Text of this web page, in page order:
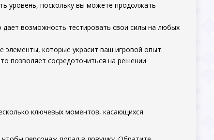
уровень, поскольку вы можете продолжать
возможность тестировать свои силы на любых
которые украсит ваш игровой опыт.
позволяет сосредоточиться на решении
ключевых моментов, касающихся